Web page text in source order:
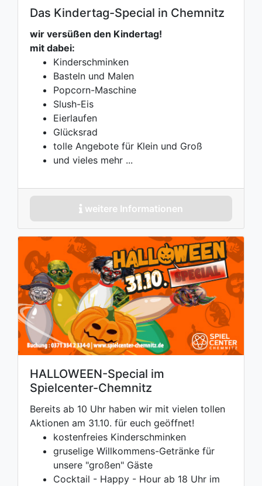
Das Kindertag-Special in Chemnitz
wir versüßen den Kindertag!
mit dabei:
Kinderschminken
Basteln und Malen
Popcorn-Maschine
Slush-Eis
Eierlaufen
Glücksrad
tolle Angebote für Klein und Groß
und vieles mehr ...
weitere Informationen
HALLOWEEN-Special im
Spielcenter-Chemnitz
Bereits ab 10 Uhr haben wir mit vielen tollen
Aktionen am 31.10. für euch geöffnet!
kostenfreies Kinderschminken
gruselige Willkommens-Getränke für
unsere "großen" Gäste
Cocktail - Happy - Hour ab 18 Uhr im